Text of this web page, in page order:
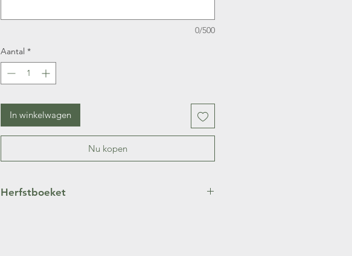
0/500
Aantal *
In winkelwagen
Nu kopen
Herfstboeket